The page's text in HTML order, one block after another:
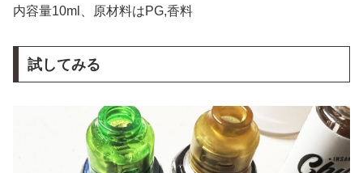
内容量10ml、原材料はPG,香料
試してみる